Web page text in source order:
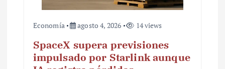
Economía agosto 4, 2026 14 views
SpaceX supera previsiones
impulsado por Starlink aunque